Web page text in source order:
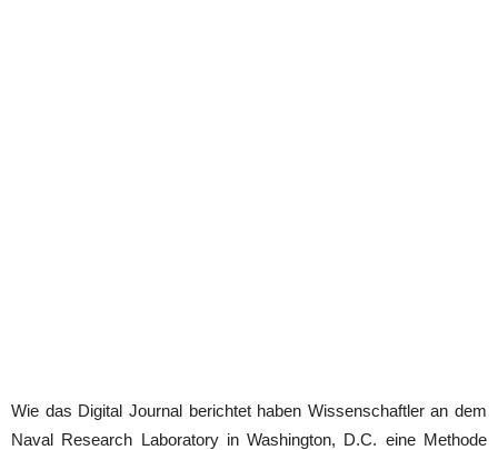
Wie das Digital Journal berichtet haben Wissenschaftler an dem
Naval Research Laboratory in Washington, D.C. eine Methode